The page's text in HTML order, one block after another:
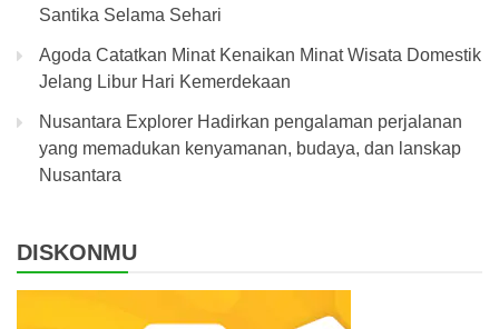
Santika Selama Sehari
Agoda Catatkan Minat Kenaikan Minat Wisata Domestik
Jelang Libur Hari Kemerdekaan
Nusantara Explorer Hadirkan pengalaman perjalanan
yang memadukan kenyamanan, budaya, dan lanskap
Nusantara
DISKONMU